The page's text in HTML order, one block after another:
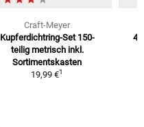
Craft-Meyer
Kupferdichtring-Set 150-
teilig metrisch inkl.
Sortimentskasten
19,99 €1